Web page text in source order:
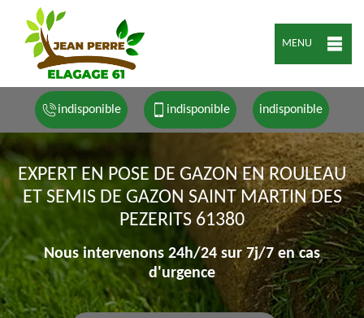
MENU
indisponible indisponible indisponible
EXPERT EN POSE DE GAZON EN ROULEAU
ET SEMIS DE GAZON SAINT MARTIN DES
PEZERITS 61380
Nous intervenons 24h/24 sur 7j/7 en cas
d'urgence